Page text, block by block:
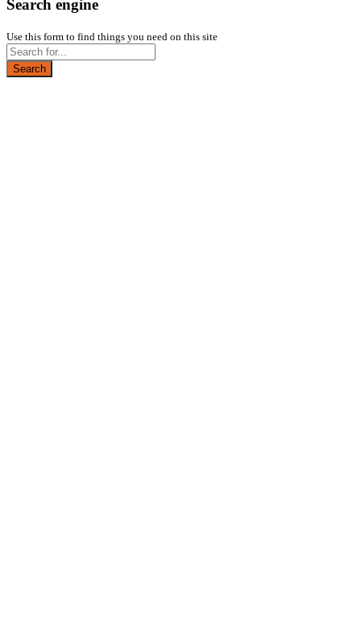
Search engine
Use this form to find things you need on this site
Search